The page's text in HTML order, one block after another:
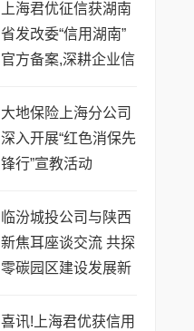
上海君优征信获湖南
省发改委“信用湖南”
官方备案,深耕企业信
大地保险上海分公司
深入开展“红色消保先
锋行”宣教活动
临汾城投公司与陕西
新焦耳座谈交流 共探
零碳园区建设发展新
喜讯!上海君优获信用